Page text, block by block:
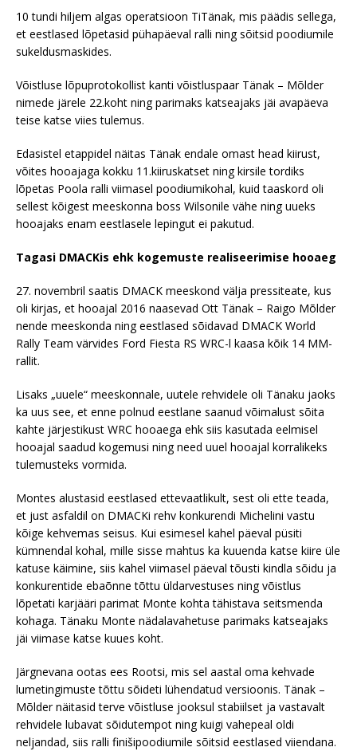
10 tundi hiljem algas operatsioon TiTänak, mis päädis sellega,
et eestlased lõpetasid pühapäeval ralli ning sõitsid poodiumile
sukeldusmaskides.
Võistluse lõpuprotokollist kanti võistluspaar Tänak – Mõlder
nimede järele 22.koht ning parimaks katseajaks jäi avapäeva
teise katse viies tulemus.
Edasistel etappidel näitas Tänak endale omast head kiirust,
võites hooajaga kokku 11.kiiruskatset ning kirsile tordiks
lõpetas Poola ralli viimasel poodiumikohal, kuid taaskord oli
sellest kõigest meeskonna boss Wilsonile vähe ning uueks
hooajaks enam eestlasele lepingut ei pakutud.
Tagasi DMACKis ehk kogemuste realiseerimise hooaeg
27. novembril saatis DMACK meeskond välja pressiteate, kus
oli kirjas, et hooajal 2016 naasevad Ott Tänak – Raigo Mõlder
nende meeskonda ning eestlased sõidavad DMACK World
Rally Team värvides Ford Fiesta RS WRC-l kaasa kõik 14 MM-
rallit.
Lisaks „uuele“ meeskonnale, uutele rehvidele oli Tänaku jaoks
ka uus see, et enne polnud eestlane saanud võimalust sõita
kahte järjestikust WRC hooaega ehk siis kasutada eelmisel
hooajal saadud kogemusi ning need uuel hooajal korralikeks
tulemusteks vormida.
Montes alustasid eestlased ettevaatlikult, sest oli ette teada,
et just asfaldil on DMACKi rehv konkurendi Michelini vastu
kõige kehvemas seisus. Kui esimesel kahel päeval püsiti
kümnendal kohal, mille sisse mahtus ka kuuenda katse kiire üle
katuse käimine, siis kahel viimasel päeval tõusti kindla sõidu ja
konkurentide ebaõnne tõttu üldarvestuses ning võistlus
lõpetati karjääri parimat Monte kohta tähistava seitsmenda
kohaga. Tänaku Monte nädalavahetuse parimaks katseajaks
jäi viimase katse kuues koht.
Järgnevana ootas ees Rootsi, mis sel aastal oma kehvade
lumetingimuste tõttu sõideti lühendatud versioonis. Tänak –
Mõlder näitasid terve võistluse jooksul stabiilset ja vastavalt
rehvidele lubavat sõidutempot ning kuigi vahepeal oldi
neljandad, siis ralli finišipoodiumile sõitsid eestlased viiendana.